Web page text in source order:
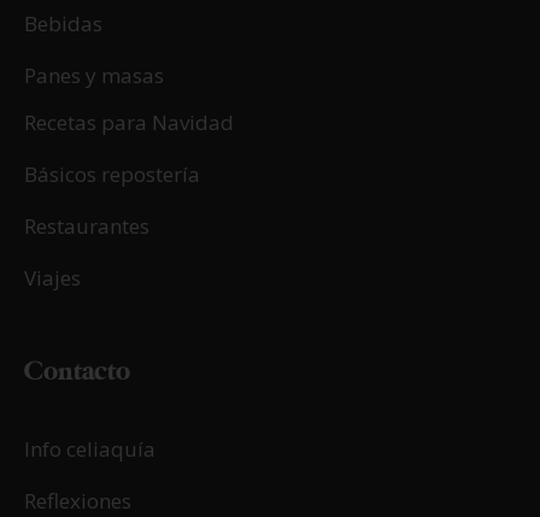
Bebidas
Panes y masas
Recetas para Navidad
Básicos repostería
Restaurantes
Viajes
Contacto
Info celiaquía
Reflexiones